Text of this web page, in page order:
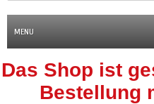
MENU
Das Shop ist
Bestellung